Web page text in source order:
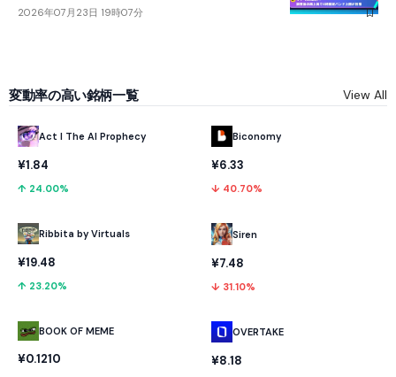
2026年07月23日 19時07分
変動率の高い銘柄一覧 View All
Act I The AI Prophecy
¥1.84
↑ 24.00%
Ribbita by Virtuals
¥19.48
↑ 23.20%
BOOK OF MEME
¥0.1210
Biconomy
¥6.33
↓ 40.70%
Siren
¥7.48
↓ 31.10%
OVERTAKE
¥8.18